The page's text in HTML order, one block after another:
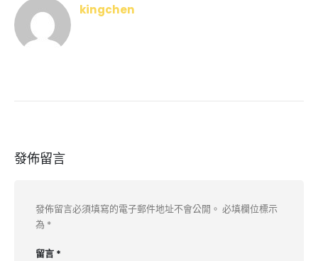
kingchen
發佈留言
發佈留言必須填寫的電子郵件地址不會公開。 必填欄位標示
為 *
留言 *